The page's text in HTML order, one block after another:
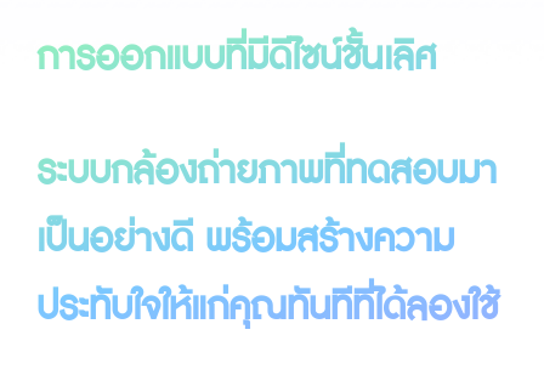
การออกแบบที่มีดีไซน์ชั้นเลิศ
ระบบกล้องถ่ายภาพที่ทดสอบมา
เป็นอย่างดีพร้อมสร้างความ
ประทับใจให้แก่คุณทันทีที่ได้ลองใช้